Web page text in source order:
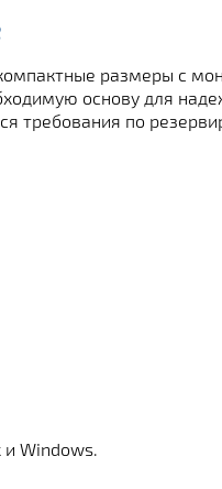
размеры с
основу для
требования по
Windows.